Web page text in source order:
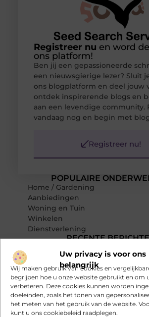
Uw privacy is voor ons
belangrijk
Wij maken gebruik van cookies en
begrijpen hoe u onze website gebruikt en om
verbeteren. Deze cookies kunnen worden
doeleinden, zoals het tonen van
het meten van het gebruik van de website.
kunt u ons cookiebeleid raadplegen.
POPULAIRE
Home / Gardening
Aanbiedingen
Woning en Tuin
Winkelen
Dienstverlening
RECENTE
De juiste biljarttafel kiezen voor
Bamboe T-shirts voor heren die
Bamboe T-shirts voor heren die
De kracht van visuele
Registreer nu en word
ons platform!
Ben jij een gepassioneerde
een nieuwsgierige lezer? Sluit
ons blogplatform en deel jouw
ontdek inspirerende blogs en
aan een levendige community.
vandaag nog en begin met
Registreer nu!